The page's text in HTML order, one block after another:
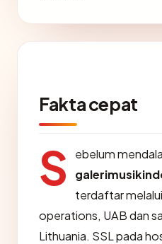
Fakta cepat
S
ebelum
terdaftar
operations, UAB dan
Lithuania. SSL pada